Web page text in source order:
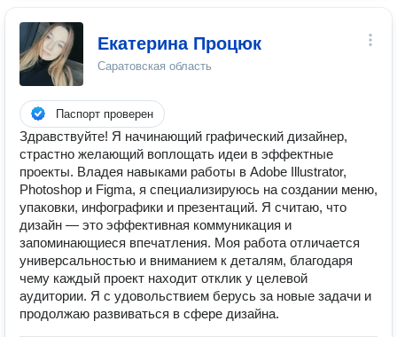
Екатерина Процюк
Саратовская область
Паспорт проверен
Здравствуйте! Я начинающий графический дизайнер,
страстно желающий воплощать идеи в эффектные
проекты. Владея навыками работы в Adobe Illustrator,
Photoshop и Figma, я специализируюсь на создании меню,
упаковки, инфографики и презентаций. Я считаю, что
дизайн — это эффективная коммуникация и
запоминающиеся впечатления. Моя работа отличается
универсальностью и вниманием к деталям, благодаря
чему каждый проект находит отклик у целевой
аудитории. Я с удовольствием берусь за новые задачи и
продолжаю развиваться в сфере дизайна.